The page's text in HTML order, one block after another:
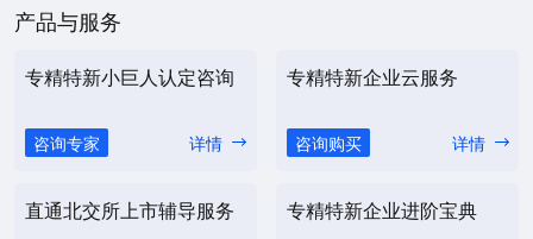
产品与服务
专精特新小巨人认定咨询
咨询专家 详情
专精特新企业云服务
咨询购买 详情
直通北交所上市辅导服务 专精特新企业进阶宝典